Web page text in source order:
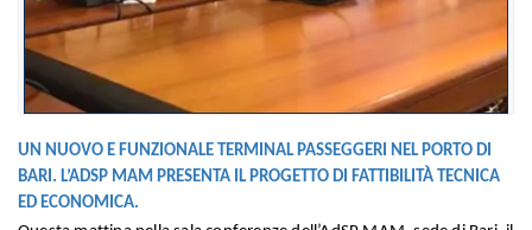
UN NUOVO E FUNZIONALE TERMINAL PASSEGGERI NEL PORTO DI
BARI. L’ADSP MAM PRESENTA IL PROGETTO DI FATTIBILITÀ TECNICA
ED ECONOMICA.